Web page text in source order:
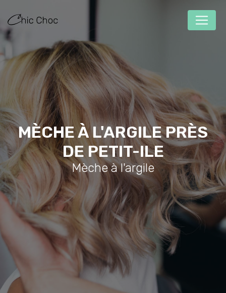
MÈCHE À L'ARGILE PRÈS
DE PETIT-ILE
Mèche à l'argile